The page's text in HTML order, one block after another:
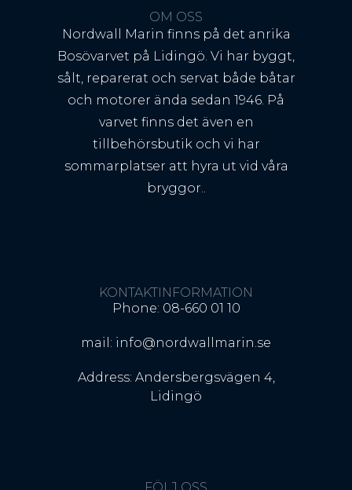
OM OSS
Nordwall Marin finns på det anrika
Bosövarvet på Lidingö. Vi har byggt,
sålt, reparerat och servat både båtar
och motorer ända sedan 1946. På
varvet finns det även en
tillbehörsbutik och vi har
sommarplatser att hyra ut vid våra
bryggor..
KONTAKTINFORMATION
Phone: 08-660 01 10
mail: info@nordwallmarin.se
Address: Andersbergsvägen 4,
Lidingö